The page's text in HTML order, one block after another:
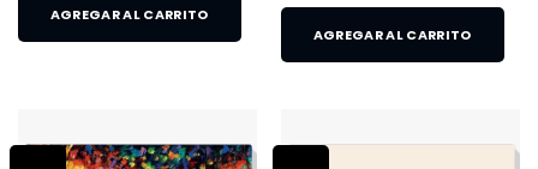
AGREGAR AL CARRITO
AGREGAR AL CARRITO